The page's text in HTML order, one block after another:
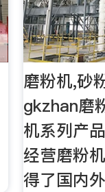
磨粉机,砂
gkzhan磨
机系列产
经营磨粉
得了国内